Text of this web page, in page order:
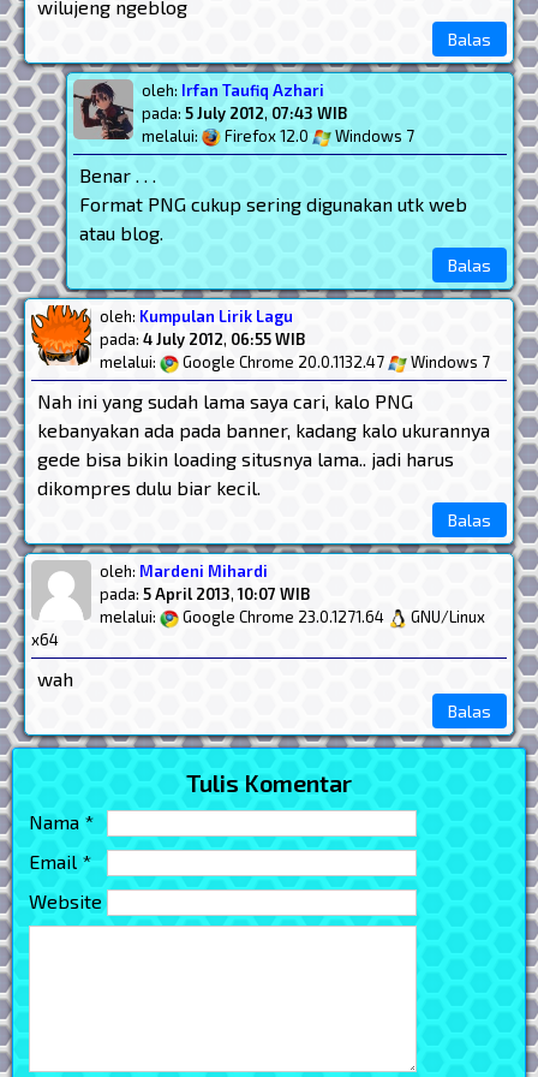
wilujeng ngeblog
Balas
oleh: Irfan Taufiq Azhari
pada: 5 July 2012, 07:43 WIB
melalui:
Firefox 12.0 Windows 7
Benar . . .
Format PNG cukup sering digunakan utk web
atau blog.
Balas
oleh: Kumpulan Lirik Lagu
pada: 4 July 2012, 06:55 WIB
melalui:
Google Chrome 20.0.1132.47 Windows 7
Nah ini yang sudah lama saya cari, kalo PNG
kebanyakan ada pada banner, kadang kalo ukurannya
gede bisa bikin loading situsnya lama.. jadi harus
dikompres dulu biar kecil.
Balas
oleh: Mardeni Mihardi
pada: 5 April 2013,10:07 WIB
melalui:
Google Chrome 23.0.1271.64
GNU/Linux
x64
wah
Balas
Tulis Komentar
Nama *
Email *
Website